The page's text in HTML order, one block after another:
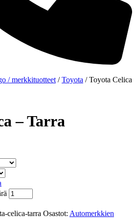
/ merkkituotteet /Toyota / Toyota Celica
– Tarra
celica-tarra Osastot: Automerkkien